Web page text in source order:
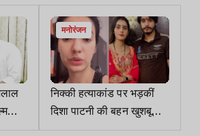
तमन्ना और डायना लीड रोल...
हुई
मनोरंजन
निक्की हत्याकांड पर भड़कीं
दिशा पाटनी की बहन खुशबू
पाटनी,बोली - धिक्कार है दहेज